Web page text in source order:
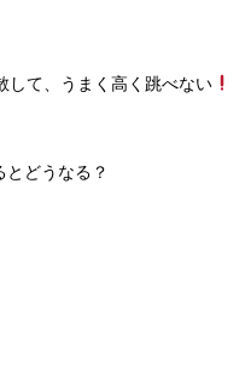
して、うまく高く跳べない
とどうなる？